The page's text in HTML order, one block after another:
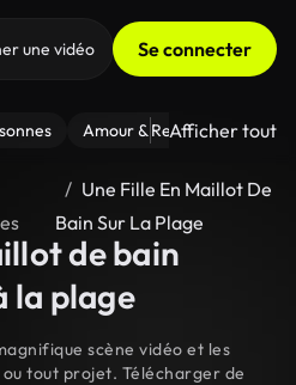
Se connecter
Amour & Relations Le
Afficher tout
Une Fille En Maillot De
Bain Sur La Plage
de bain
la plage
scène vidéo et les
tout projet. Télécharger de